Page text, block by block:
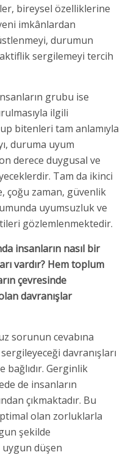
bireysel özelliklerine
imkânlardan
durumun
sergilemeyi tercih
grubu ise
ilgili
bitenleri tam anlamıyla
duruma uyum
derece duygusal ve
Tam da ikinci
çoğu zaman, güvenlik
uyumsuzluk ve
gözlemlenmektedir.
insanların nasıl bir
vardır? Hem toplum
çevresinde
davranışlar
cevabına
davranışları
Gerginlik
de insanların
çıkmaktadır. Bu
olan zorluklarla
şekilde
düşen